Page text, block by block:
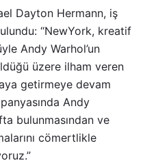
Dayton Hermann, iş
“NewYork, kreatif
Andy Warhol’un
üzere ilham veren
getirmeye devam
Andy
bulunmasından ve
cömertlikle